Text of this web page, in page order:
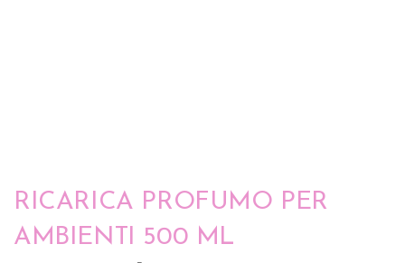
RICARICA PROFUMO PER
AMBIENTI 500 ML